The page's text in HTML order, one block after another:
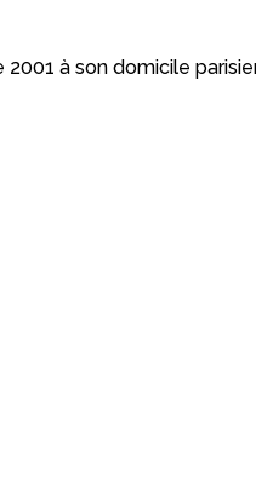
à son domicile